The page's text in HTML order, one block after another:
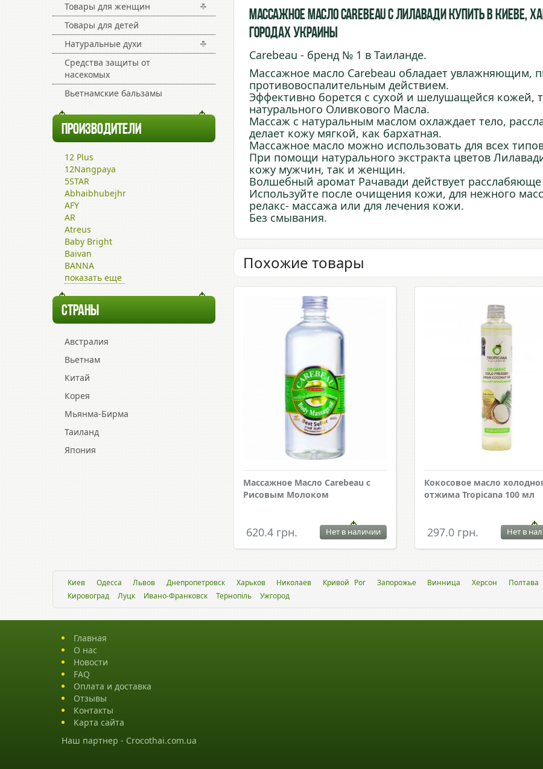
Товары для женщин
Товары для детей
Натуральные духи
Средства защиты от
насекомых
Вьетнамские бальзамы
ПРОИЗВОДИТЕЛИ
12 Plus
12Nangpaya
5STAR
Abhaibhubejhr
AFY
AR
Atreus
Baby Bright
Baivan
BANNA
показать еще
СТРАНЫ
Австралия
Вьетнам
Китай
Корея
Мьянма-Бирма
Таиланд
Япония
Массажное Масло Carebeau с Лилавади купить в Киеве,
городах Украины
Carebeau - бренд № 1 в Таиланде.
Массажное масло Carebeau обладает увлажняющим,
противовоспалительным действием.
Эффективно борется с сухой и шелушащейся
натурального Оливкового Масла.
Массаж с натуральным маслом охлаждает тело,
делает кожу мягкой, как бархатная.
Массажное масло можно использовать для всех
При помощи натурального экстракта цветов
кожу мужчин, так и женщин.
Волшебный аромат Рачавади действует
Используйте после очищения кожи, для нежного
релакс- массажа или для лечения кожи.
Без смывания.
Похожие товары
Массажное Масло Carebeau с
Рисовым Молоком
620.4 грн. Нет в наличии
Кокосовое масло
отжима Tropicana 100 мл
297.0 грн. Нет в
Киев Одесса Львов Днепропетровск Харьков Николаев Кривой Рог Запорожье Винница Херсон Полтава
Кировоград
Луцк Ивано-Франковск Тернопіль Ужгород
Главная
О нас
Новости
FAQ
Оплата и доставка
Отзывы
Контакты
Карта сайта
Наш партнер - Crocothai.com.ua